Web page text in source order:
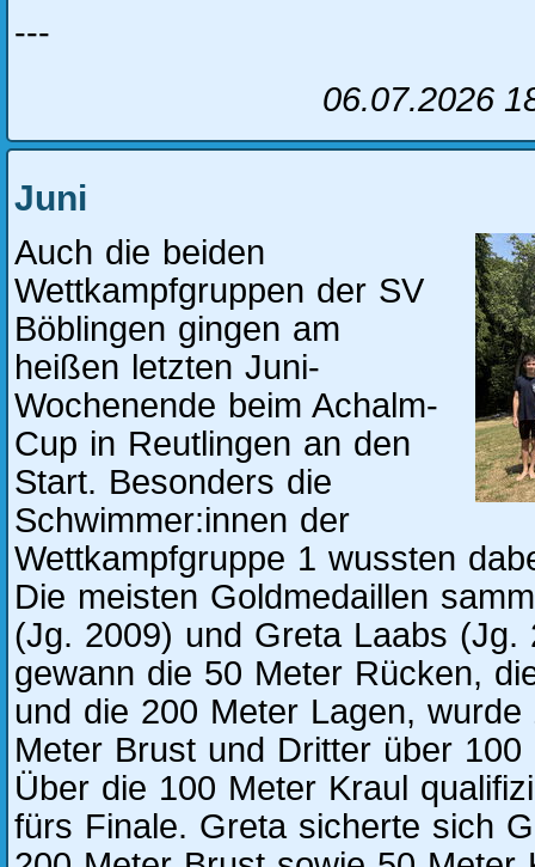
---
06.07.2026
Juni
Auch die beiden
Wettkampfgruppen der SV
Böblingen gingen am
heißen letzten Juni-
Wochenende beim Achalm-
Cup in Reutlingen an den
Start. Besonders die
Schwimmer:innen der
Wettkampfgruppe 1 wussten
Die meisten Goldmedaillen
(Jg. 2009) und Greta Laabs (Jg.
gewann die 50 Meter Rücken,
und die 200 Meter Lagen,
Meter Brust und Dritter über 100
Über die 100 Meter Kraul
fürs Finale. Greta sicherte sich